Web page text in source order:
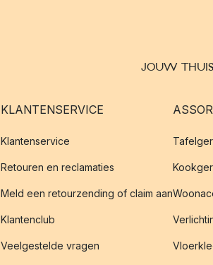
JOUW
KLANTENSERVICE
Klantenservice
Retouren en reclamaties
Meld een retourzending of claim aan
Klantenclub
Veelgestelde vragen